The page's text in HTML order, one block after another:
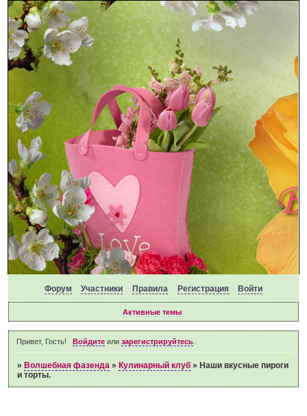
Форум Участники Правила Регистрация Войти
Активные темы
Привет, Гость! Войдитеили зарегистрируйтесь.
» Волшебная фазенда » Кулинарный клуб » Наши вкусные пироги
и торты.